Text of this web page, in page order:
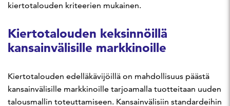
kiertotalouden kriteerien mukainen.
Kiertotalouden keksinnöillä
kansainvälisille markkinoille
Kiertotalouden edelläkävijöillä on mahdollisuus päästä
kansainvälisille markkinoille tarjoamalla tuotteitaan uuden
talousmallin toteuttamiseen. Kansainvälisiin standardeihin